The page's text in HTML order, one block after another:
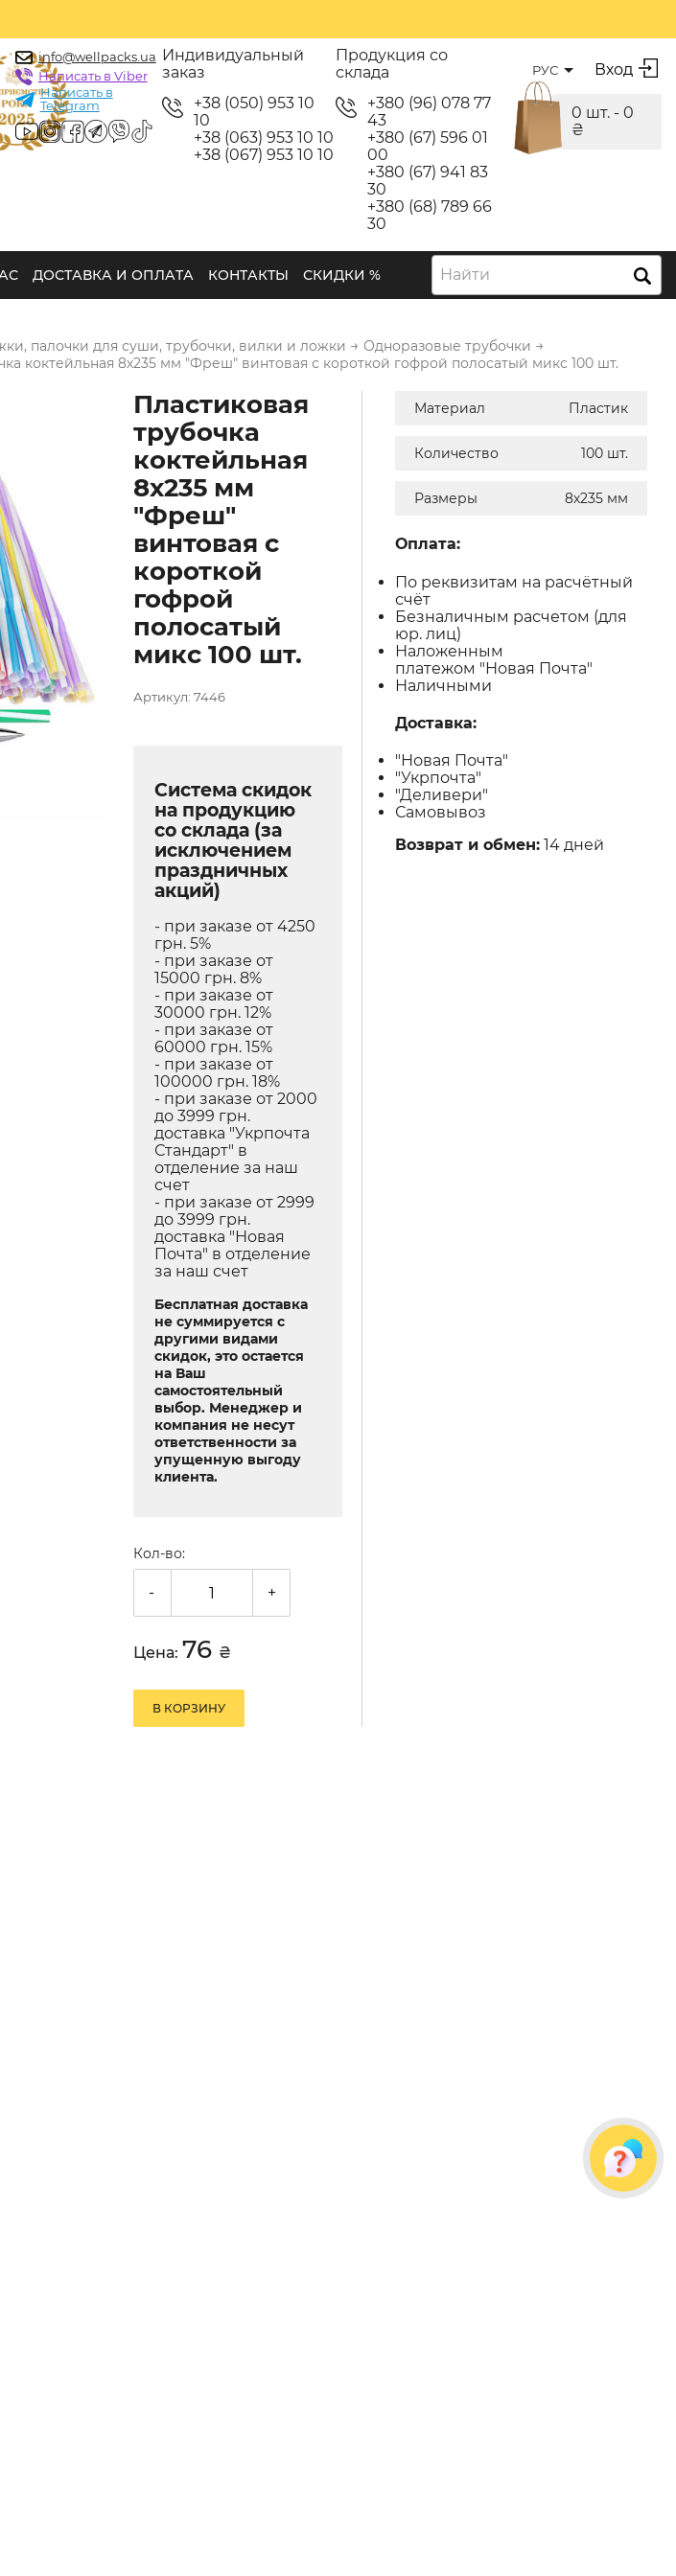
info@wellpacks.ua
Написать в Viber
Написать в
Telegram
Индивидуальный
заказ
+38 (050) 953 10
10
+38 (063) 953 10 10
+38 (067) 953 10 10
Продукция со
склада
+380 (96) 078 77
43
+380 (67) 596 01
00
+380 (67) 941 83
30
+380 (68) 789 66
30
РУС Вход
0 шт. - 0
₴
ДОСТАВКА И ОПЛАТА КОНТАКТЫ СКИДКИ % Найти
палочки для суши, трубочки, вилки и ложки → Одноразовые трубочки →
коктейльная 8х235 мм "Фреш" винтовая с короткой гофрой полосатый микс 100 шт.
Пластиковая
трубочка
коктейльная
8х235 мм
"Фреш"
винтовая с
короткой
гофрой
полосатый
микс 100 шт.
Артикул: 7446
Система скидок
на продукцию
со склада (за
исключением
праздничных
акций)
- при заказе от 4250
грн. 5%
- при заказе от
15000 грн. 8%
- при заказе от
30000 грн. 12%
- при заказе от
60000 грн. 15%
- при заказе от
100000 грн. 18%
- при заказе от 2000
до 3999 грн.
доставка "Укрпочта
Стандарт" в
отделение за наш
счет
- при заказе от 2999
до 3999 грн.
доставка "Новая
Почта" в отделение
за наш счет
Бесплатная доставка
не суммируется с
другими видами
скидок, это остается
на Ваш
самостоятельный
выбор. Менеджер и
компания не несут
ответственности за
упущенную выгоду
клиента.
Кол-во:
- +
Цена: 76 ₴
В КОРЗИНУ
Материал Пластик
Количество 100 шт.
Размеры 8х235 мм
Оплата:
По реквизитам на расчётный
счёт
Безналичным расчетом (для
юр. лиц)
Наложенным
платежом "Новая Почта"
Наличными
Доставка:
"Новая Почта"
"Укрпочта"
"Деливери"
Самовывоз
Возврат и обмен: 14 дней